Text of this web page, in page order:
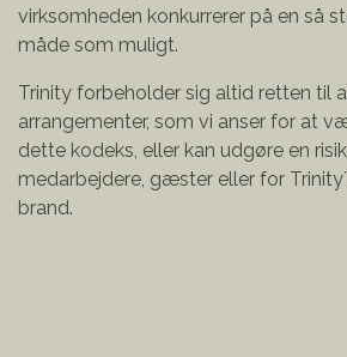
virksomheden konkurrerer på en så
måde som muligt.
Trinity forbeholder sig altid retten til
arrangementer, som vi anser for at
dette kodeks, eller kan udgøre en
medarbejdere, gæster eller for
brand.